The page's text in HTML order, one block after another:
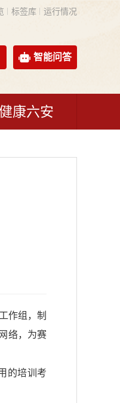
标签库 运行情况
智能问答
健康六安
作组，制
络，为赛
的培训考